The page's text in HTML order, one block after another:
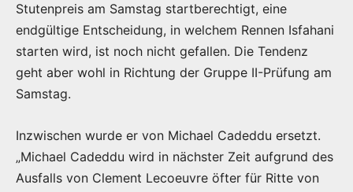
Stutenpreis am Samstag startberechtigt, eine
endgültige Entscheidung, in welchem Rennen Isfahani
starten wird, ist noch nicht gefallen. Die Tendenz
geht aber wohl in Richtung der Gruppe II-Prüfung am
Samstag.
Inzwischen wurde er von Michael Cadeddu ersetzt.
„Michael Cadeddu wird in nächster Zeit aufgrund des
Ausfalls von Clement Lecoeuvre öfter für Ritte von